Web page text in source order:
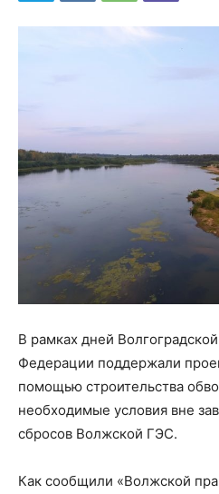
В рамках дней
Федерации поддержали
помощью строительства
необходимые условия вне
сбросов Волжской ГЭС.
Как сообщили «Волжской